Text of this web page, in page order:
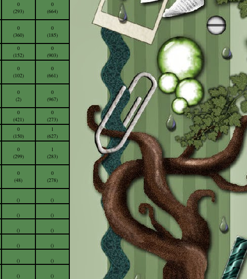
0
(293)
0
(664)
0
(360)
0
(185)
0
(152)
0
(903)
0
(102)
0
(661)
0
(2)
0
(967)
0
(421)
0
(273)
0
(150)
1
(627)
0
(299)
1
(283)
0
(48)
0
(278)
()
()
()
()
()
()
()
()
()
()
() ()